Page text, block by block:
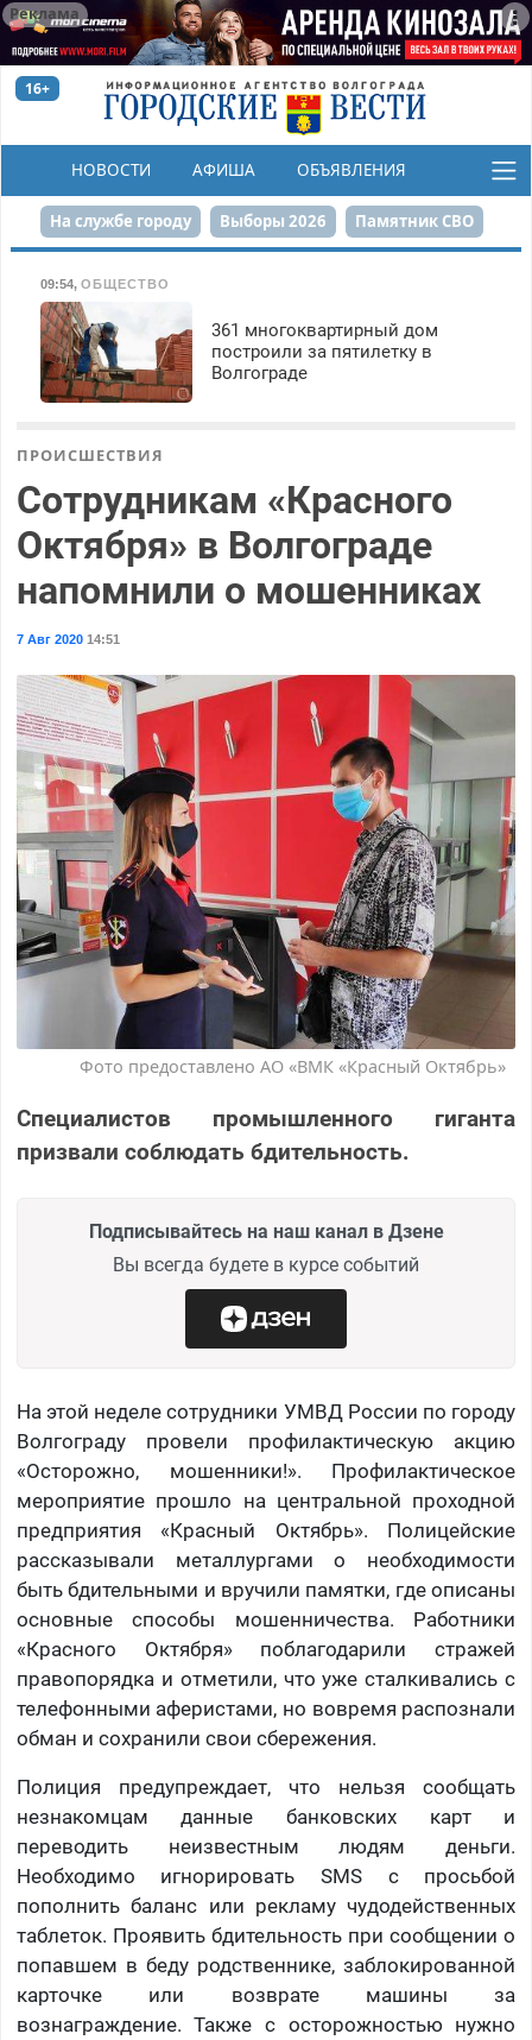
Реклама
16+
НОВОСТИ АФИША ОБЪЯВЛЕНИЯ
КОНКУРСЫ
На службе городу Выборы 2026 Памятник СВО
Набережная День Победы Реконструкция ЦПКиО
80-летие Победы Парк Героев-летчиков
09:54, ОБЩЕСТВО
361 многоквартирный дом
построили за пятилетку в
Волгограде
ПРОИСШЕСТВИЯ
Сотрудникам «Красного
Октября» в Волгограде
напомнили о мошенниках
7 Авг 202014:51
Фото предоставлено АО «ВМК «Красный Октябрь»
Специалистов промышленного гиганта
призвали соблюдать бдительность.
Подписывайтесь на наш канал в Дзене
Вы всегда будете в курсе событий
На этой неделе сотрудники УМВД России по городу
Волгограду провели профилактическую акцию
«Осторожно, мошенники!». Профилактическое
мероприятие прошло на центральной проходной
предприятия «Красный Октябрь». Полицейские
рассказывали металлургами о необходимости
быть бдительными и вручили памятки, где описаны
основные способы мошенничества. Работники
«Красного Октября» поблагодарили стражей
правопорядка и отметили, что уже сталкивались с
телефонными аферистами, но вовремя распознали
обман и сохранили свои сбережения.
Полиция предупреждает, что нельзя сообщать
незнакомцам данные банковских карт и
переводить неизвестным людям деньги.
Необходимо игнорировать SMS с просьбой
пополнить баланс или рекламу чудодейственных
таблеток. Проявить бдительность при сообщении о
попавшем в беду родственнике, заблокированной
карточке или возврате машины за
вознаграждение. Также с осторожностью нужно